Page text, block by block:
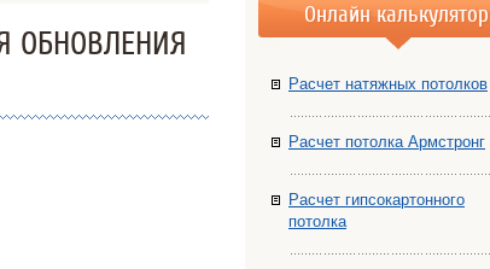
ОБНОВЛЕНИЯ
Онлайн калькулятор
Расчет натяжных потолков
Расчет потолка Армстронг
Расчет гипсокартонного
потолка